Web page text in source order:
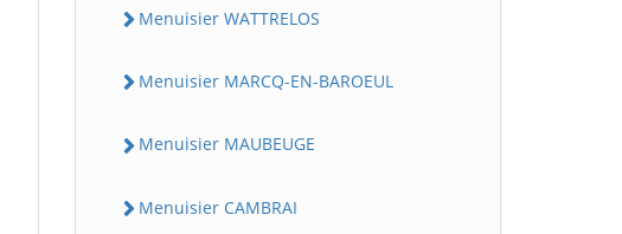
Menuisier WATTRELOS
Menuisier MARCQ-EN-BAROEUL
Menuisier MAUBEUGE
Menuisier CAMBRAI